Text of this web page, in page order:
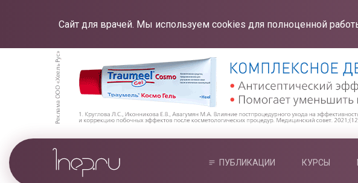
Сайт для врачей. Мы используем cookies для полноценной
ПУБЛИКАЦИИ КУРСЫ